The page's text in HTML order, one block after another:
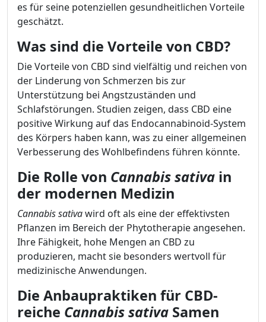
es für seine potenziellen gesundheitlichen Vorteile
geschätzt.
Was sind die Vorteile von CBD?
Die Vorteile von CBD sind vielfältig und reichen von
der Linderung von Schmerzen bis zur
Unterstützung bei Angstzuständen und
Schlafstörungen. Studien zeigen, dass CBD eine
positive Wirkung auf das Endocannabinoid-System
des Körpers haben kann, was zu einer allgemeinen
Verbesserung des Wohlbefindens führen könnte.
Die Rolle von Cannabis sativa in
der modernen Medizin
Cannabis sativawird oft als eine der effektivsten
Pflanzen im Bereich der Phytotherapie angesehen.
Ihre Fähigkeit, hohe Mengen an CBD zu
produzieren, macht sie besonders wertvoll für
medizinische Anwendungen.
Die Anbaupraktiken für CBD-
reiche Cannabis sativa Samen